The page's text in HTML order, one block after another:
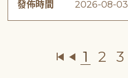
發佈時間 2026-08-03
1 2 3